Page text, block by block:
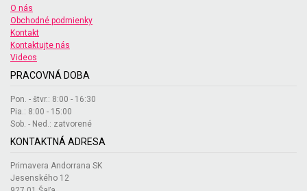
O nás
Obchodné podmienky
Kontakt
Kontaktujte nás
Videos
PRACOVNÁ DOBA
Pon. - štvr.: 8:00 - 16:30
Pia.: 8:00 - 15:00
Sob. - Ned.: zatvorené
KONTAKTNÁ ADRESA
Primavera Andorrana SK
Jesenského 12